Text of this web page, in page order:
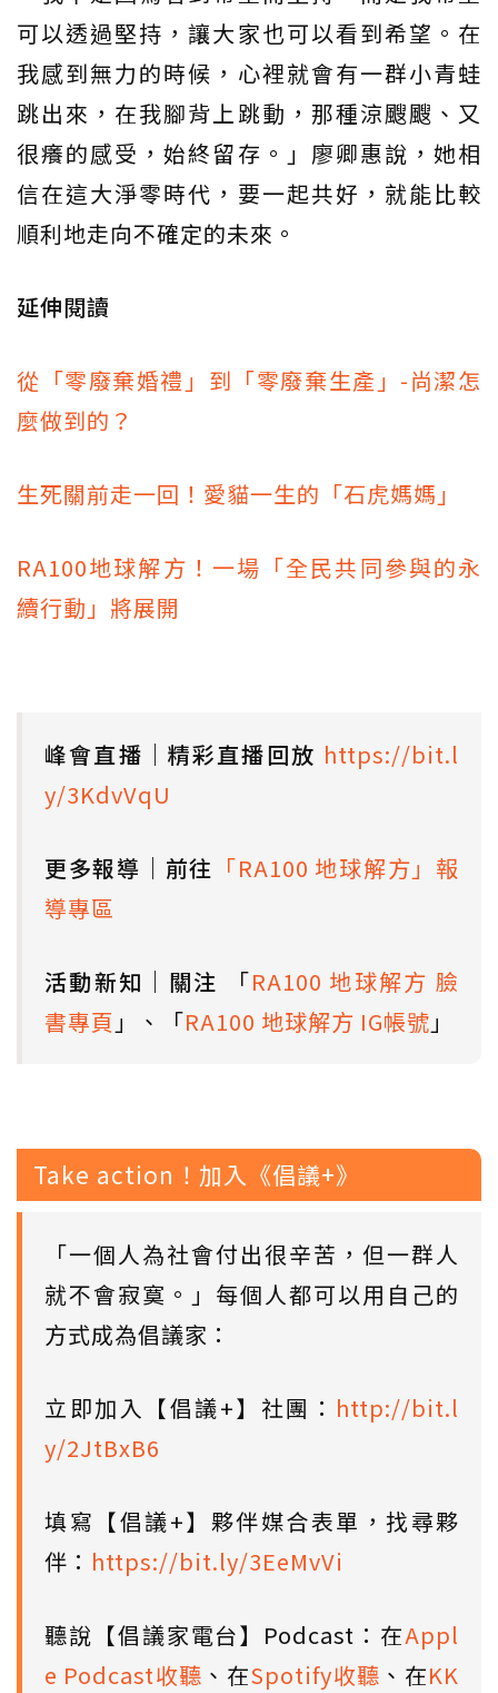
可以透過堅持，讓大家也可以看到希望。在
我感到無力的時候，心裡就會有一群小青蛙
跳出來，在我腳背上跳動，那種涼颼颼、又
很癢的感受，始終留存。」廖卿惠說，她相
信在這大淨零時代，要一起共好，就能比較
順利地走向不確定的未來。
延伸閱讀
從「零廢棄婚禮」到「零廢棄生產」-尚潔怎
麼做到的？
生死關前走一回！愛貓一生的「石虎媽媽」
RA100地球解方！一場「全民共同參與的永
續行動」將展開
峰會直播｜精彩直播回放 https://bit.l
y/3KdvVqU
更多報導｜前往 「RA100 地球解方」報
導專區
活動新知｜關注 「RA100 地球解方 臉
書專頁 」、「RA100 地球解方 IG帳號 」
Take action！加入《倡議+》
「一個人為社會付出很辛苦，但一群人
就不會寂寞。」每個人都可以用自己的
方式成為倡議家：
立即加入【倡議+】社團： http://bit.l
y/2JtBxB6
填寫【倡議+】夥伴媒合表單，找尋夥
伴： https://bit.ly/3EeMvVi
聽說【倡議家電台】Podcast：在Appl
e Podcast收聽 、在Spotify收聽 、在KK